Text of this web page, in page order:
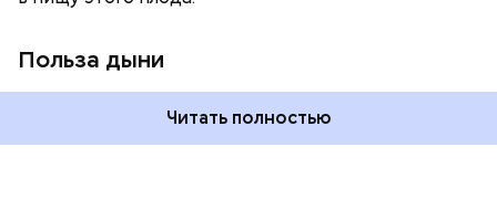
Польза дыни
Читать полностью